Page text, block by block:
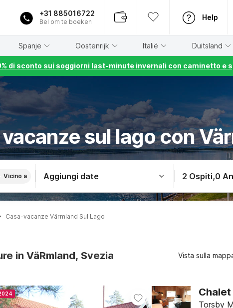
+31 885016722
Bel om te boeken
Help
Spanje Oostenrijk Italië Duitsland
di sconto sui soggiorni last-minute invernali con caminetto e
sul lago con
Vicino a Aggiungi date 2 Ospiti,0
Casa-vacanze Värmland Sul Lago
in VäRmland, Svezia Vista sulla
Torsby